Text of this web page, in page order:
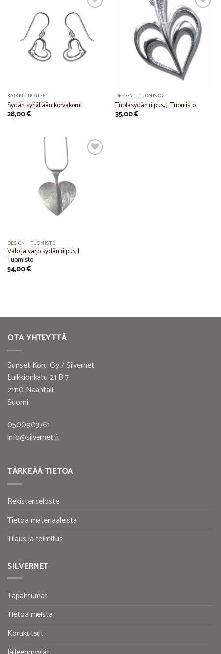
Add to
Wishlist
KAIKKI TUOTTEET
Sydän syrjällään korvakorut
28,00€
Add to
Wishlist
DESIGN J. TUOMISTO
Tuplasydän riipus, J. Tuomisto
35,00€
DESIGN J. TUOMISTO
Valo ja varjo sydän riipus, J.
Tuomisto
54,00€
OTA YHTEYTTÄ
Sunset Koru Oy / Silvernet
Luikkionkatu 21 B 7
21110 Naantali
Suomi
0500903761
info@silvernet.fi
TÄRKEÄÄ TIETOA
Rekisteriseloste
Tietoa materiaaleista
Tilaus ja toimitus
SILVERNET
Tapahtumat
Tietoa meistä
Korukutsut